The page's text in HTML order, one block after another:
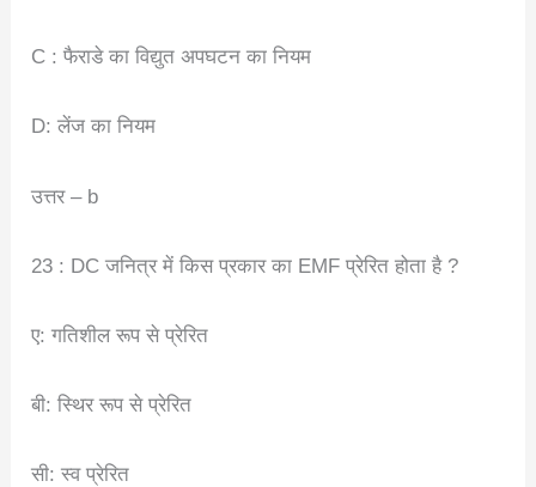
C : फैराडे का विद्युत अपघटन का नियम
D: लेंज का नियम
उत्तर – b
23 : DC जनित्र में किस प्रकार का EMF प्रेरित होता है ?
ए: गतिशील रूप से प्रेरित
बी: स्थिर रूप से प्रेरित
सी: स्व प्रेरित